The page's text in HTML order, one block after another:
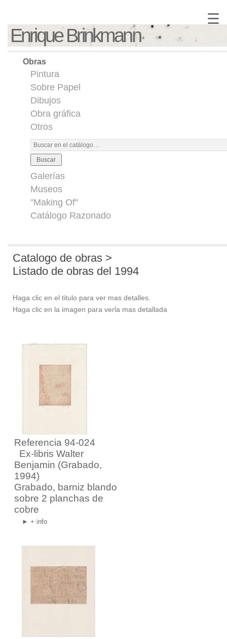
☰
Enrique Brinkmann
Obras
Pintura
Sobre Papel
Dibujos
Obra gráfica
Otros
Buscar
Galerías
Museos
"Making Of"
Catálogo Razonado
Catalogo de obras >
Listado de obras del 1994
Haga clic en el titulo para ver mas detalles.
Haga clic en la imagen para verla mas detallada
Referencia 94-024
Ex-libris Walter
Benjamin (Grabado,
1994)
Grabado, barniz blando
sobre 2 planchas de
cobre
► + info